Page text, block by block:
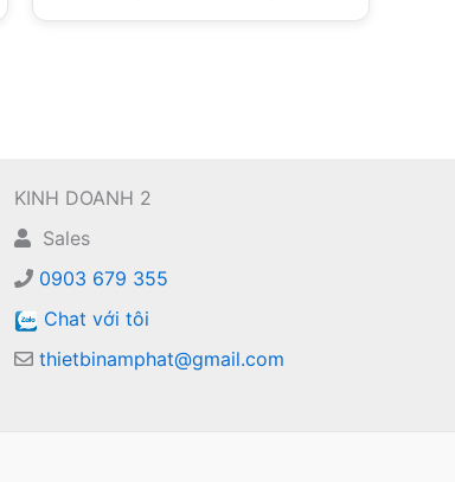
KINH DOANH 2
Sales
0903 679 355
Chat với tôi
thietbinamphat@gmail.com